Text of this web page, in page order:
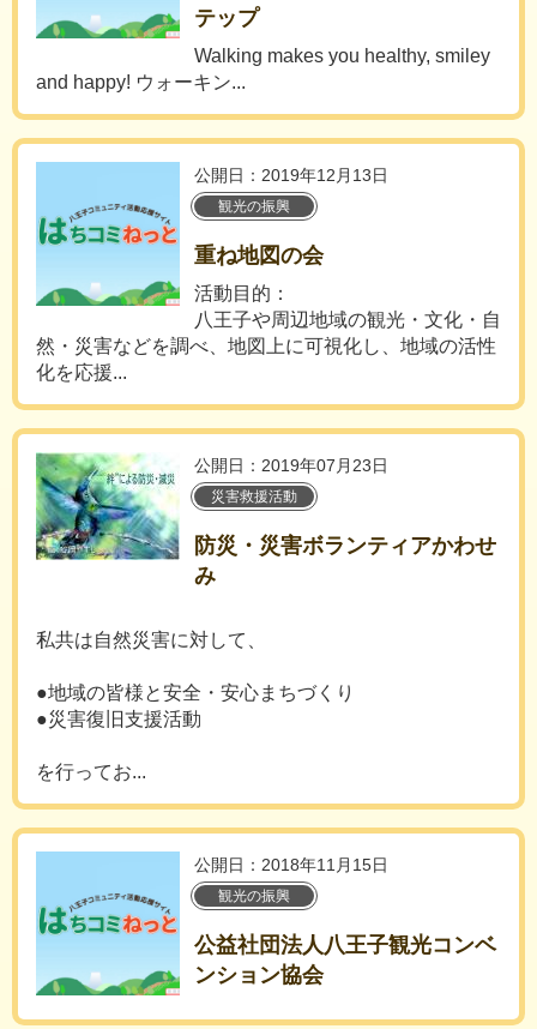
テップ
Walking makes you healthy, smiley
and happy! ウォーキン...
公開日：2019年12月13日
観光の振興
重ね地図の会
活動目的：
八王子や周辺地域の観光・文化・自
然・災害などを調べ、地図上に可視化し、地域の活性
化を応援...
公開日：2019年07月23日
災害救援活動
防災・災害ボランティアかわせ
み
私共は自然災害に対して、
●地域の皆様と安全・安心まちづくり
●災害復旧支援活動
を行ってお...
公開日：2018年11月15日
観光の振興
公益社団法人八王子観光コンベ
ンション協会